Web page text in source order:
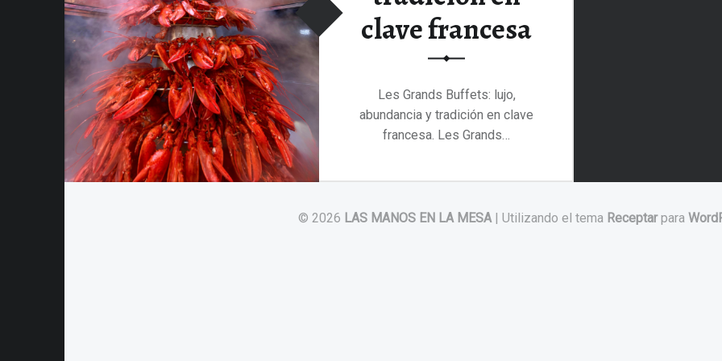
clave francesa
Les Grands Buffets: lujo,
abundancia y tradición en clave
francesa. Les Grands…
Continuar leyendo“Les Grands Buffets: lujo, abundancia y tradición en clave francesa”
…
© 2026 LAS MANOS EN LA MESA | Utilizando el tema Receptarpara